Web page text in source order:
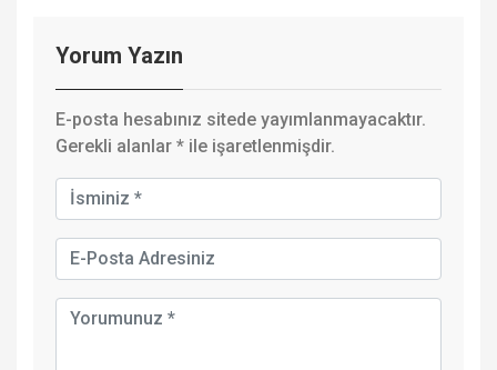
Yorum Yazın
E-posta hesabınız sitede yayımlanmayacaktır.
Gerekli alanlar * ile işaretlenmişdir.